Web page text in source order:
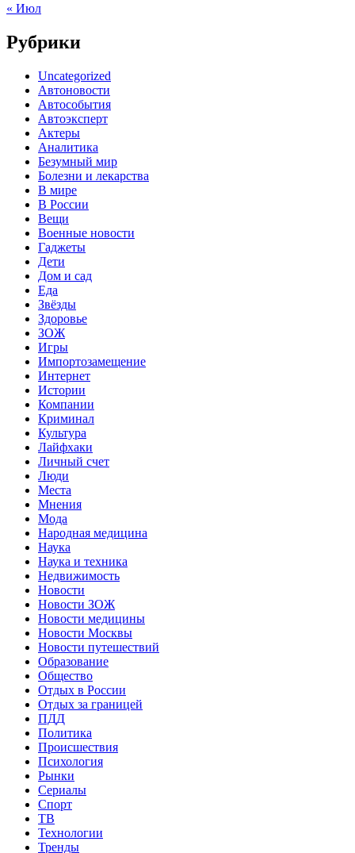
« Июл
Рубрики
Uncategorized
Автоновости
Автособытия
Автоэксперт
Актеры
Аналитика
Безумный мир
Болезни и лекарства
В мире
В России
Вещи
Военные новости
Гаджеты
Дети
Дом и сад
Еда
Звёзды
Здоровье
ЗОЖ
Игры
Импортозамещение
Интернет
Истории
Компании
Криминал
Культура
Лайфхаки
Личный счет
Люди
Места
Мнения
Мода
Народная медицина
Наука
Наука и техника
Недвижимость
Новости
Новости ЗОЖ
Новости медицины
Новости Москвы
Новости путешествий
Образование
Общество
Отдых в России
Отдых за границей
ПДД
Политика
Происшествия
Психология
Рынки
Сериалы
Спорт
ТВ
Технологии
Тренды